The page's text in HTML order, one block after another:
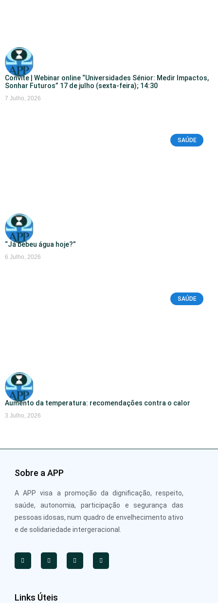
Convite | Webinar online “Universidades Sénior: Medir Impactos,
Sonhar Futuros” 17 de julho (sexta-feira); 14:30
7 Julho, 2026
SAÚDE
“Já bebeu água hoje?”
6 Julho, 2026
SAÚDE
Aumento da temperatura: recomendações contra o calor
3 Julho, 2026
Sobre a APP
A APP visa a promoção da dignificação, respeito,
saúde, autonomia, participação e segurança das
pessoas idosas, num quadro de envelhecimento ativo
e de solidariedade intergeracional.
Links Úteis